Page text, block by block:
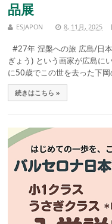
品展
ESJAPON 8, 11月, 2025
#27年 涅槃への旅 広島/日
ぎょう) という画家が広島
に50歳でこの世を去った下
続きはこちら »